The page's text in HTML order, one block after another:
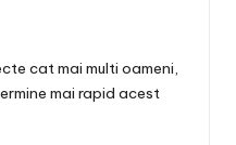
cat mai multi oameni,
mai rapid acest